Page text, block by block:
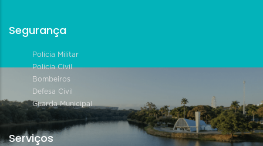
Segurança
Polícia Militar
Polícia Civil
Bombeiros
Defesa Civil
Guarda Municipal
Serviços